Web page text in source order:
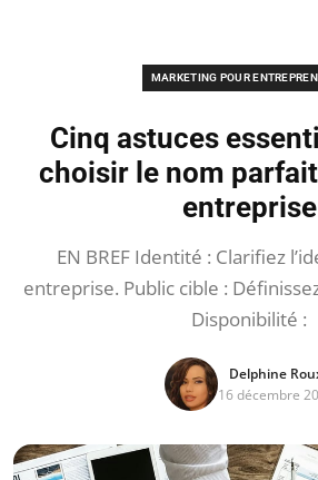
MARKETING POUR
Cinq astuces
choisir le nom
entreprise
EN BREF Identité : Clarifiez
entreprise. Public cible :
Disponibilité :
Delphine
16 décembre